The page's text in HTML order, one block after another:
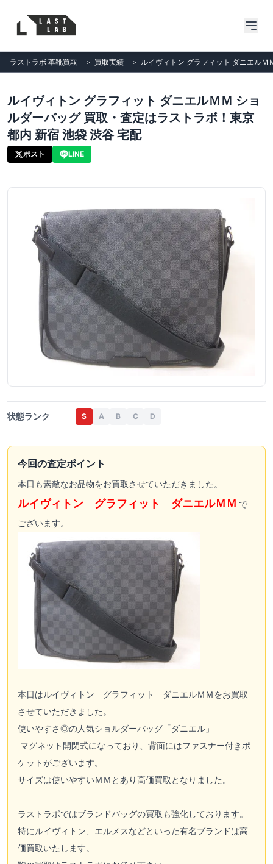
ラストラボ 革靴買取 ＞ 買取実績 ＞ ルイヴィトン グラフィット ダニエル
ルイヴィトン グラフィット ダニエルＭＭ ショ
ルダーバッグ 買取・査定はラストラボ！東京
都内 新宿 池袋 渋谷 宅配
ポスト LINE
状態ランク S A B C D
今回の査定ポイント
本日も素敵なお品物をお買取させていただきました。
ルイヴィトン グラフィット ダニエルＭＭ で
ございます。
本日はルイヴィトン グラフィット ダニエルＭＭをお買取
させていただきました。
使いやすさ◎の人気ショルダーバッグ「ダニエル」
マグネット開閉式になっており、背面にはファスナー付きポ
ケットがございます。
サイズは使いやすいＭＭとあり高価買取となりました。
ラストラボではブランドバッグの買取も強化しております。
特にルイヴィトン、エルメスなどといった有名ブランドは高
価買取いたします。